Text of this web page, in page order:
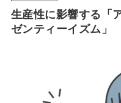
生産性に影響する「
ゼンティーイズム」